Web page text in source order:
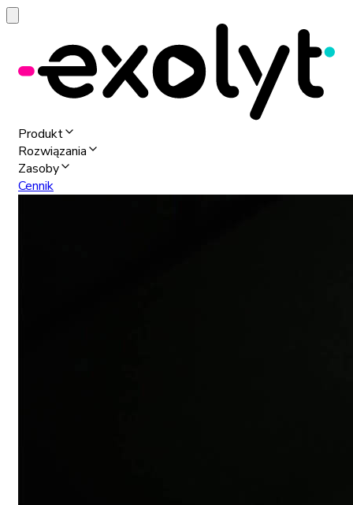
Produkt
Rozwiązania
Zasoby
Cennik